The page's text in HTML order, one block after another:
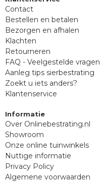
Contact
Bestellen en betalen
Bezorgen en afhalen
Klachten
Retourneren
FAQ - Veelgestelde vragen
Aanleg tips sierbestrating
Zoekt u iets anders?
Klantenservice
Informatie
Over Onlinebestrating.nl
Showroom
Onze online tuinwinkels
Nuttige informatie
Privacy Policy
Algemene voorwaarden